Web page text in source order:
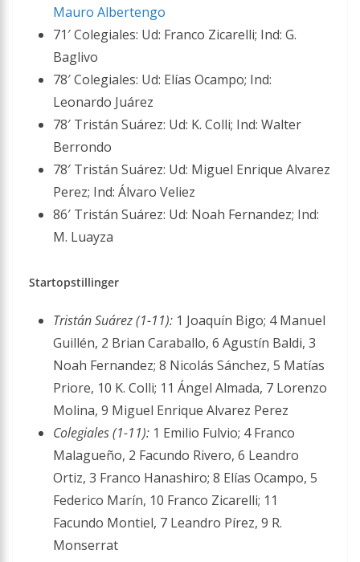
Mauro Albertengo
71′ Colegiales: Ud: Franco Zicarelli; Ind: G.
Baglivo
78′ Colegiales: Ud: Elías Ocampo; Ind:
Leonardo Juárez
78′ Tristán Suárez: Ud: K. Colli; Ind: Walter
Berrondo
78′ Tristán Suárez: Ud: Miguel Enrique Alvarez
Perez; Ind: Álvaro Veliez
86′ Tristán Suárez: Ud: Noah Fernandez; Ind:
M. Luayza
Startopstillinger
Tristán Suárez (1-11): 1 Joaquín Bigo; 4 Manuel
Guillén, 2 Brian Caraballo, 6 Agustín Baldi, 3
Noah Fernandez; 8 Nicolás Sánchez, 5 Matías
Priore, 10 K. Colli; 11 Ángel Almada, 7 Lorenzo
Molina, 9 Miguel Enrique Alvarez Perez
Colegiales (1-11): 1 Emilio Fulvio; 4 Franco
Malagueño, 2 Facundo Rivero, 6 Leandro
Ortiz, 3 Franco Hanashiro; 8 Elías Ocampo, 5
Federico Marín, 10 Franco Zicarelli; 11
Facundo Montiel, 7 Leandro Pírez, 9 R.
Monserrat